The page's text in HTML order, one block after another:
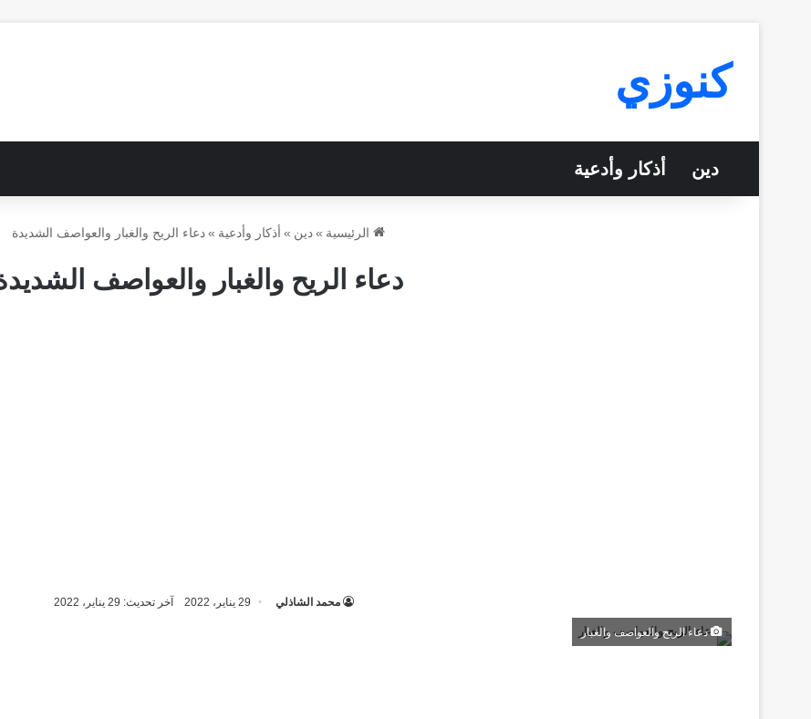
كنوزي
دين أذكار وأدعية
الرئيسية » دين » أذكار وأدعية » دعاء الريح والغبار والعواصف الشديدة
دعاء الريح والغبار والعواصف
محمد الشاذلي 29 يناير، 2022 آخر تحديث: 29 يناير، 2022
دعاء الريح والعواصف والغبار